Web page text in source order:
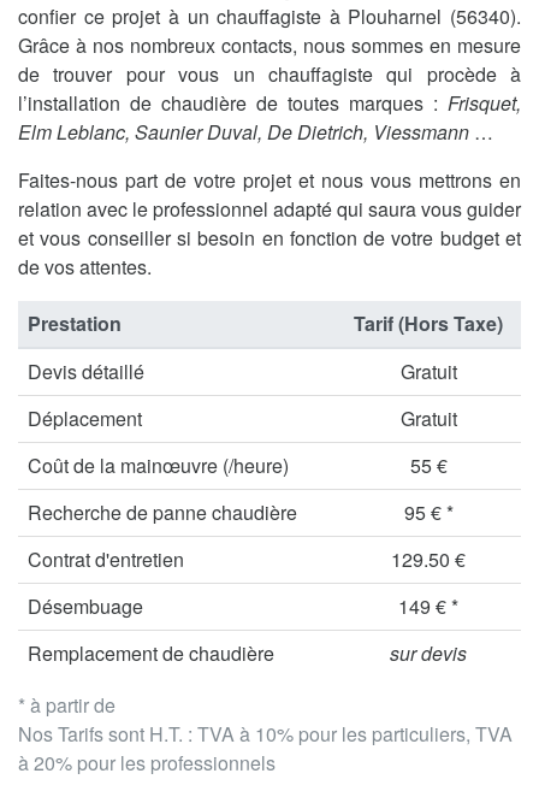
confier ce projet à un chauffagiste à Plouharnel (56340).
Grâce à nos nombreux contacts, nous sommes en mesure
de trouver pour vous un chauffagiste qui procède à
l’installation de chaudière de toutes marques : Frisquet,
Elm Leblanc, Saunier Duval, De Dietrich, Viessmann …
Faites-nous part de votre projet et nous vous mettrons en
relation avec le professionnel adapté qui saura vous guider
et vous conseiller si besoin en fonction de votre budget et
de vos attentes.
* à partir de
Nos Tarifs sont H.T. : TVA à 10% pour les particuliers, TVA
à 20% pour les professionnels
Prestation
Tarif (Hors Taxe)
Devis détaillé
Gratuit
Déplacement
Gratuit
Coût de la mainœuvre (/heure)
55 €
Recherche de panne chaudière
95 € *
Contrat d'entretien
129.50 €
Désembuage
149 € *
Remplacement de chaudière
sur devis